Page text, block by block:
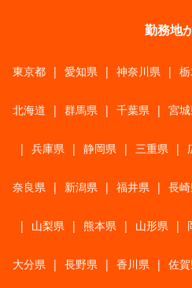
勤務地
東京都 | 愛知県 | 神奈川県 |
北海道 | 群馬県 | 千葉県 | 宮
| 兵庫県 | 静岡県 | 三重県 |
奈良県 | 新潟県 | 福井県 | 長
| 山梨県 | 熊本県 | 山形県 |
大分県 | 長野県 | 香川県 | 佐